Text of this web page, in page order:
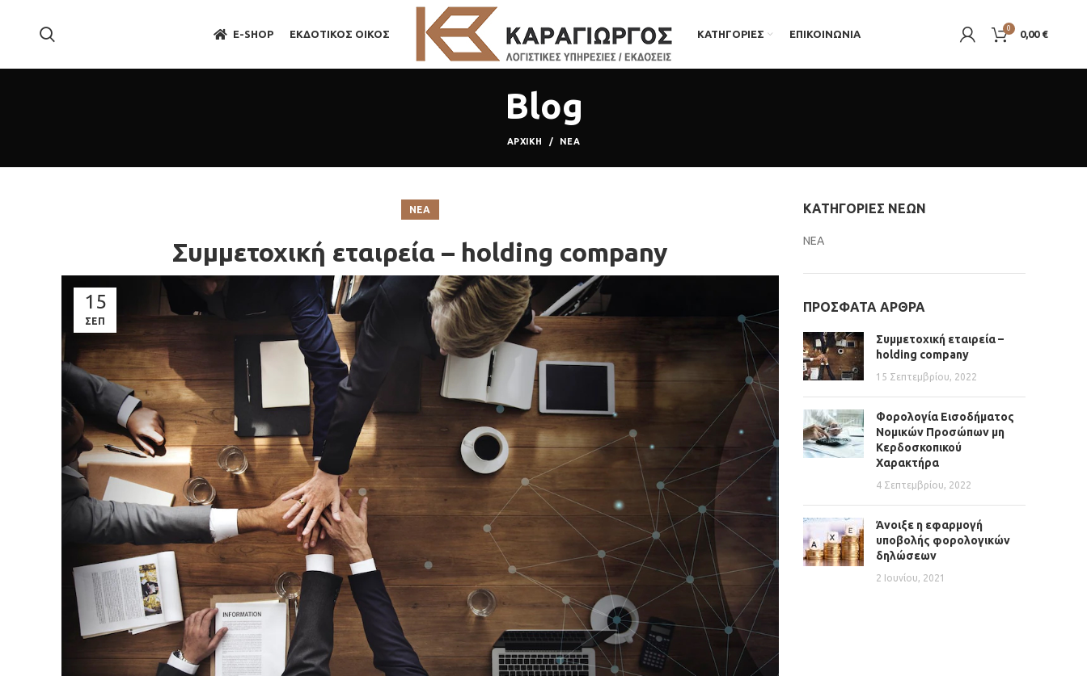
E-SHOP ΕΚΔΟΤΙΚΟΣ ΟΙΚΟΣ ΚΑΤΗΓΟΡΊΕΣ ΕΠΙΚΟΙΝΩΝΙΑ
0
0,00 €
Blog
ΑΡΧΙΚΉ ΝΕΑ
ΝΕΑ
Συμμετοχική εταιρεία – holding company
15
ΣΕΠ
ΚΑΤΗΓΟΡΊΕΣ ΝΈΩΝ
ΝΕΑ
ΠΡΌΣΦΑΤΑ ΆΡΘΡΑ
Συμμετοχική εταιρεία –
holding company
15 Σεπτεμβρίου, 2022
Φορολογία Εισοδήματος
Νομικών Προσώπων μη
Κερδοσκοπικού
Χαρακτήρα
4 Σεπτεμβρίου, 2022
Άνοιξε η εφαρμογή
υποβολής φορολογικών
δηλώσεων
2 Ιουνίου, 2021